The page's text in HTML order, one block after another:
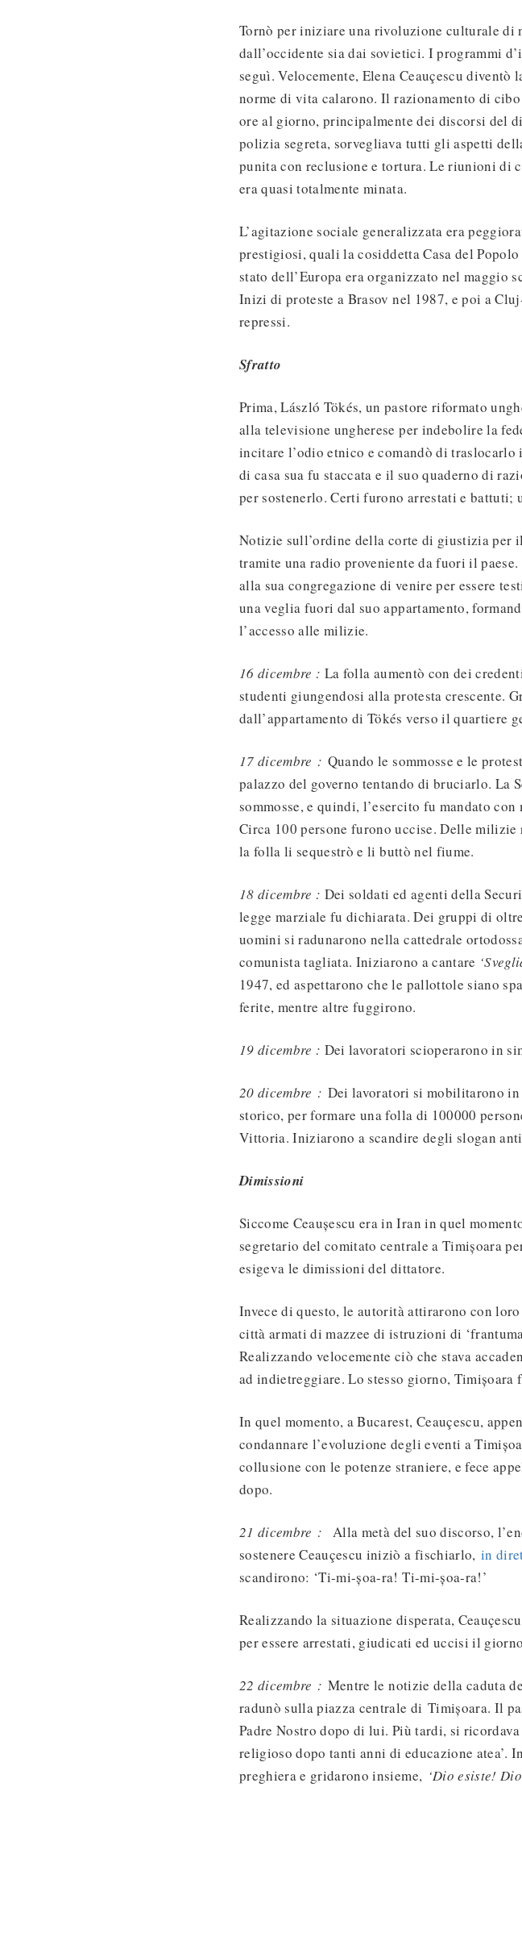
Tornò per iniziare una rivoluzione culturale di
dall’occidente sia dai sovietici. I programmi
seguì. Velocemente, Elena Ceauçescu
norme di vita calarono. Il razionamento di
ore al giorno, principalmente dei discorsi del
polizia segreta, sorvegliava tutti gli aspetti
punita con reclusione e tortura. Le riunioni di
era quasi totalmente minata.
L’agitazione sociale generalizzata era
prestigiosi, quali la cosiddetta Casa del
stato dell’Europa era organizzato nel maggio
Inizi di proteste a Brasov nel 1987, e poi a
repressi.
Sfratto
Prima, László Tökés, un pastore riformato
alla televisione ungherese per indebolire la
incitare l’odio etnico e comandò di
di casa sua fu staccata e il suo quaderno di
per sostenerlo. Certi furono arrestati e battuti;
Notizie sull’ordine della corte di giustizia per
tramite una radio proveniente da fuori il
alla sua congregazione di venire per essere
una veglia fuori dal suo appartamento,
l’accesso alle milizie.
16 dicembre : La folla aumentò con dei
studenti giungendosi alla protesta crescente.
dall’appartamento di Tökés verso il quartiere
17 dicembre : Quando le sommosse e le
palazzo del governo tentando di bruciarlo. La
sommosse, e quindi, l’esercito fu mandato
Circa 100 persone furono uccise. Delle milizie
la folla li sequestrò e li buttò nel fiume.
18 dicembre : Dei soldati ed agenti della
legge marziale fu dichiarata. Dei gruppi di
uomini si radunarono nella cattedrale
comunista tagliata. Iniziarono a cantare
1947, ed aspettarono che le pallottole siano
ferite, mentre altre fuggirono.
19 dicembre : Dei lavoratori scioperarono in
20 dicembre : Dei lavoratori si mobilitarono in
storico, per formare una folla di 100000
Vittoria. Iniziarono a scandire degli slogan
Dimissioni
Siccome Ceaușescu era in Iran in quel
segretario del comitato centrale a Timișoara
esigeva le dimissioni del dittatore.
Invece di questo, le autorità attirarono con
città armati di mazzee di istruzioni di
Realizzando velocemente ciò che stava
ad indietreggiare. Lo stesso giorno,
In quel momento, a Bucarest, Ceauçescu,
condannare l’evoluzione degli eventi a
collusione con le potenze straniere, e fece
dopo.
21 dicembre : Alla metà del suo discorso,
sostenere Ceauçescu iniziò a fischiarlo, in
scandirono: ‘Ti-mi-șoa-ra! Ti-mi-șoa-ra!’
Realizzando la situazione disperata,
per essere arrestati, giudicati ed uccisi il
22 dicembre : Mentre le notizie della caduta
radunò sulla piazza centrale di Timișoara. Il
Padre Nostro dopo di lui. Più tardi, si
religioso dopo tanti anni di educazione atea’.
preghiera e gridarono insieme, ‘Dio esiste!